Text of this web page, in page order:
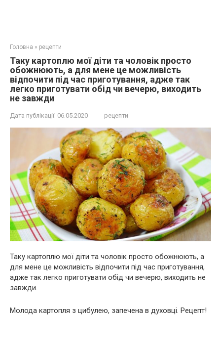
Головна » рецепти
Таку картоплю мої діти та чоловік просто
обожнюють, а для мене це можливість
відпочити під час приготування, адже так
легко приготувати обід чи вечерю, виходить
не завжди
Дата публікації: 06.05.2020 рецепти
Таку картоплю мої діти та чоловік просто обожнюють, а
для мене це можливість відпочити під час приготування,
адже так легко приготувати обід чи вечерю, виходить не
завжди.
Молода картопля з цибулею, запечена в духовці. Рецепт!